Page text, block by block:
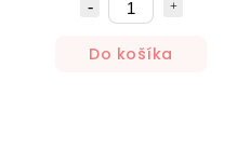
Do košíka